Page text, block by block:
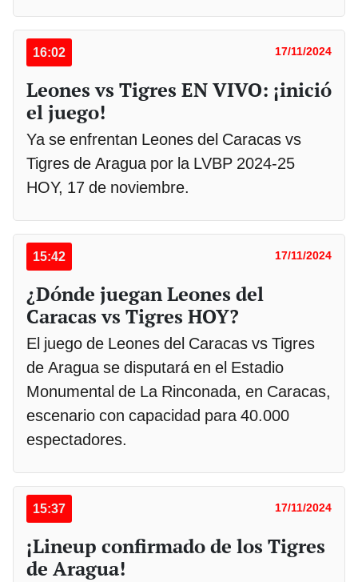
16:02 17/11/2024
Leones vs Tigres EN VIVO: ¡inició
el juego!
Ya se enfrentan Leones del Caracas vs
Tigres de Aragua por la LVBP 2024-25
HOY, 17 de noviembre.
15:42 17/11/2024
¿Dónde juegan Leones del
Caracas vs Tigres HOY?
El juego de Leones del Caracas vs Tigres
de Aragua se disputará en el Estadio
Monumental de La Rinconada, en Caracas,
escenario con capacidad para 40.000
espectadores.
15:37 17/11/2024
¡Lineup confirmado de los Tigres
de Aragua!